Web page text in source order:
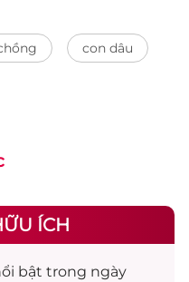
con dâu
ÍCH
bật trong ngày